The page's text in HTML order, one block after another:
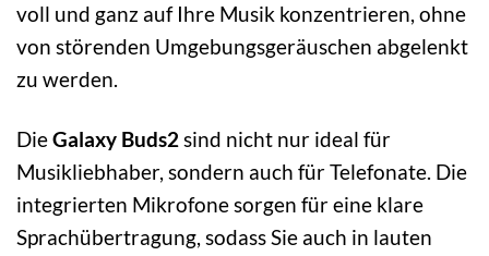
voll und ganz auf Ihre Musik konzentrieren, ohne
von störenden Umgebungsgeräuschen abgelenkt
zu werden.
DieGalaxy Buds2 sind nicht nur ideal für
Musikliebhaber, sondern auch für Telefonate. Die
integrierten Mikrofone sorgen für eine klare
Sprachübertragung, sodass Sie auch in lauten